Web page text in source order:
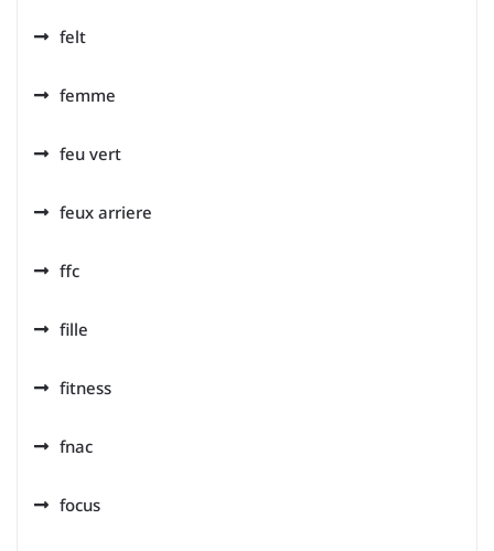
felt
femme
feu vert
feux arriere
ffc
fille
fitness
fnac
focus